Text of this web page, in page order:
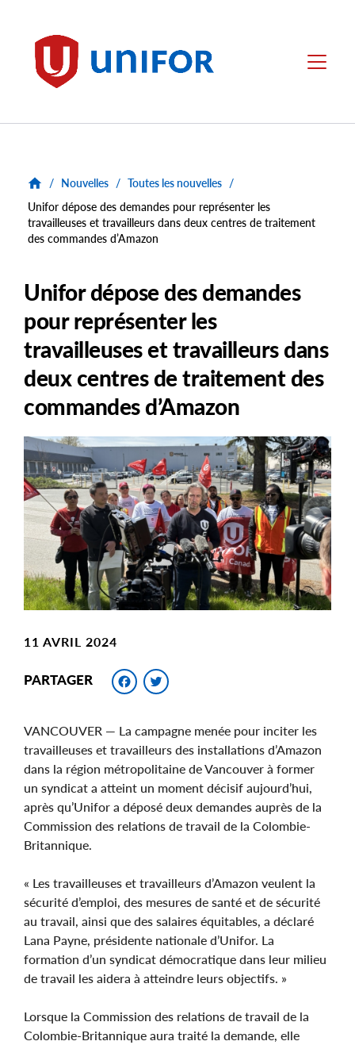
Unifor Menu
/ Nouvelles / Toutes les nouvelles /
Unifor dépose des demandes pour représenter les
travailleuses et travailleurs dans deux centres de traitement
des commandes d’Amazon
Unifor dépose des demandes
pour représenter les
travailleuses et travailleurs dans
deux centres de traitement des
commandes d’Amazon
Main
Image
Image
11 AVRIL 2024
PARTAGER Facebook
VANCOUVER — La campagne menée pour inciter les
travailleuses et travailleurs des installations d’Amazon
dans la région métropolitaine de Vancouver à former
un syndicat a atteint un moment décisif aujourd’hui,
après qu’Unifor a déposé deux demandes auprès de la
Commission des relations de travail de la Colombie-
Britannique.
« Les travailleuses et travailleurs d’Amazon veulent la
sécurité d’emploi, des mesures de santé et de sécurité
au travail, ainsi que des salaires équitables, a déclaré
Lana Payne, présidente nationale d’Unifor. La
formation d’un syndicat démocratique dans leur milieu
de travail les aidera à atteindre leurs objectifs. »
Lorsque la Commission des relations de travail de la
Colombie-Britannique aura traité la demande, elle